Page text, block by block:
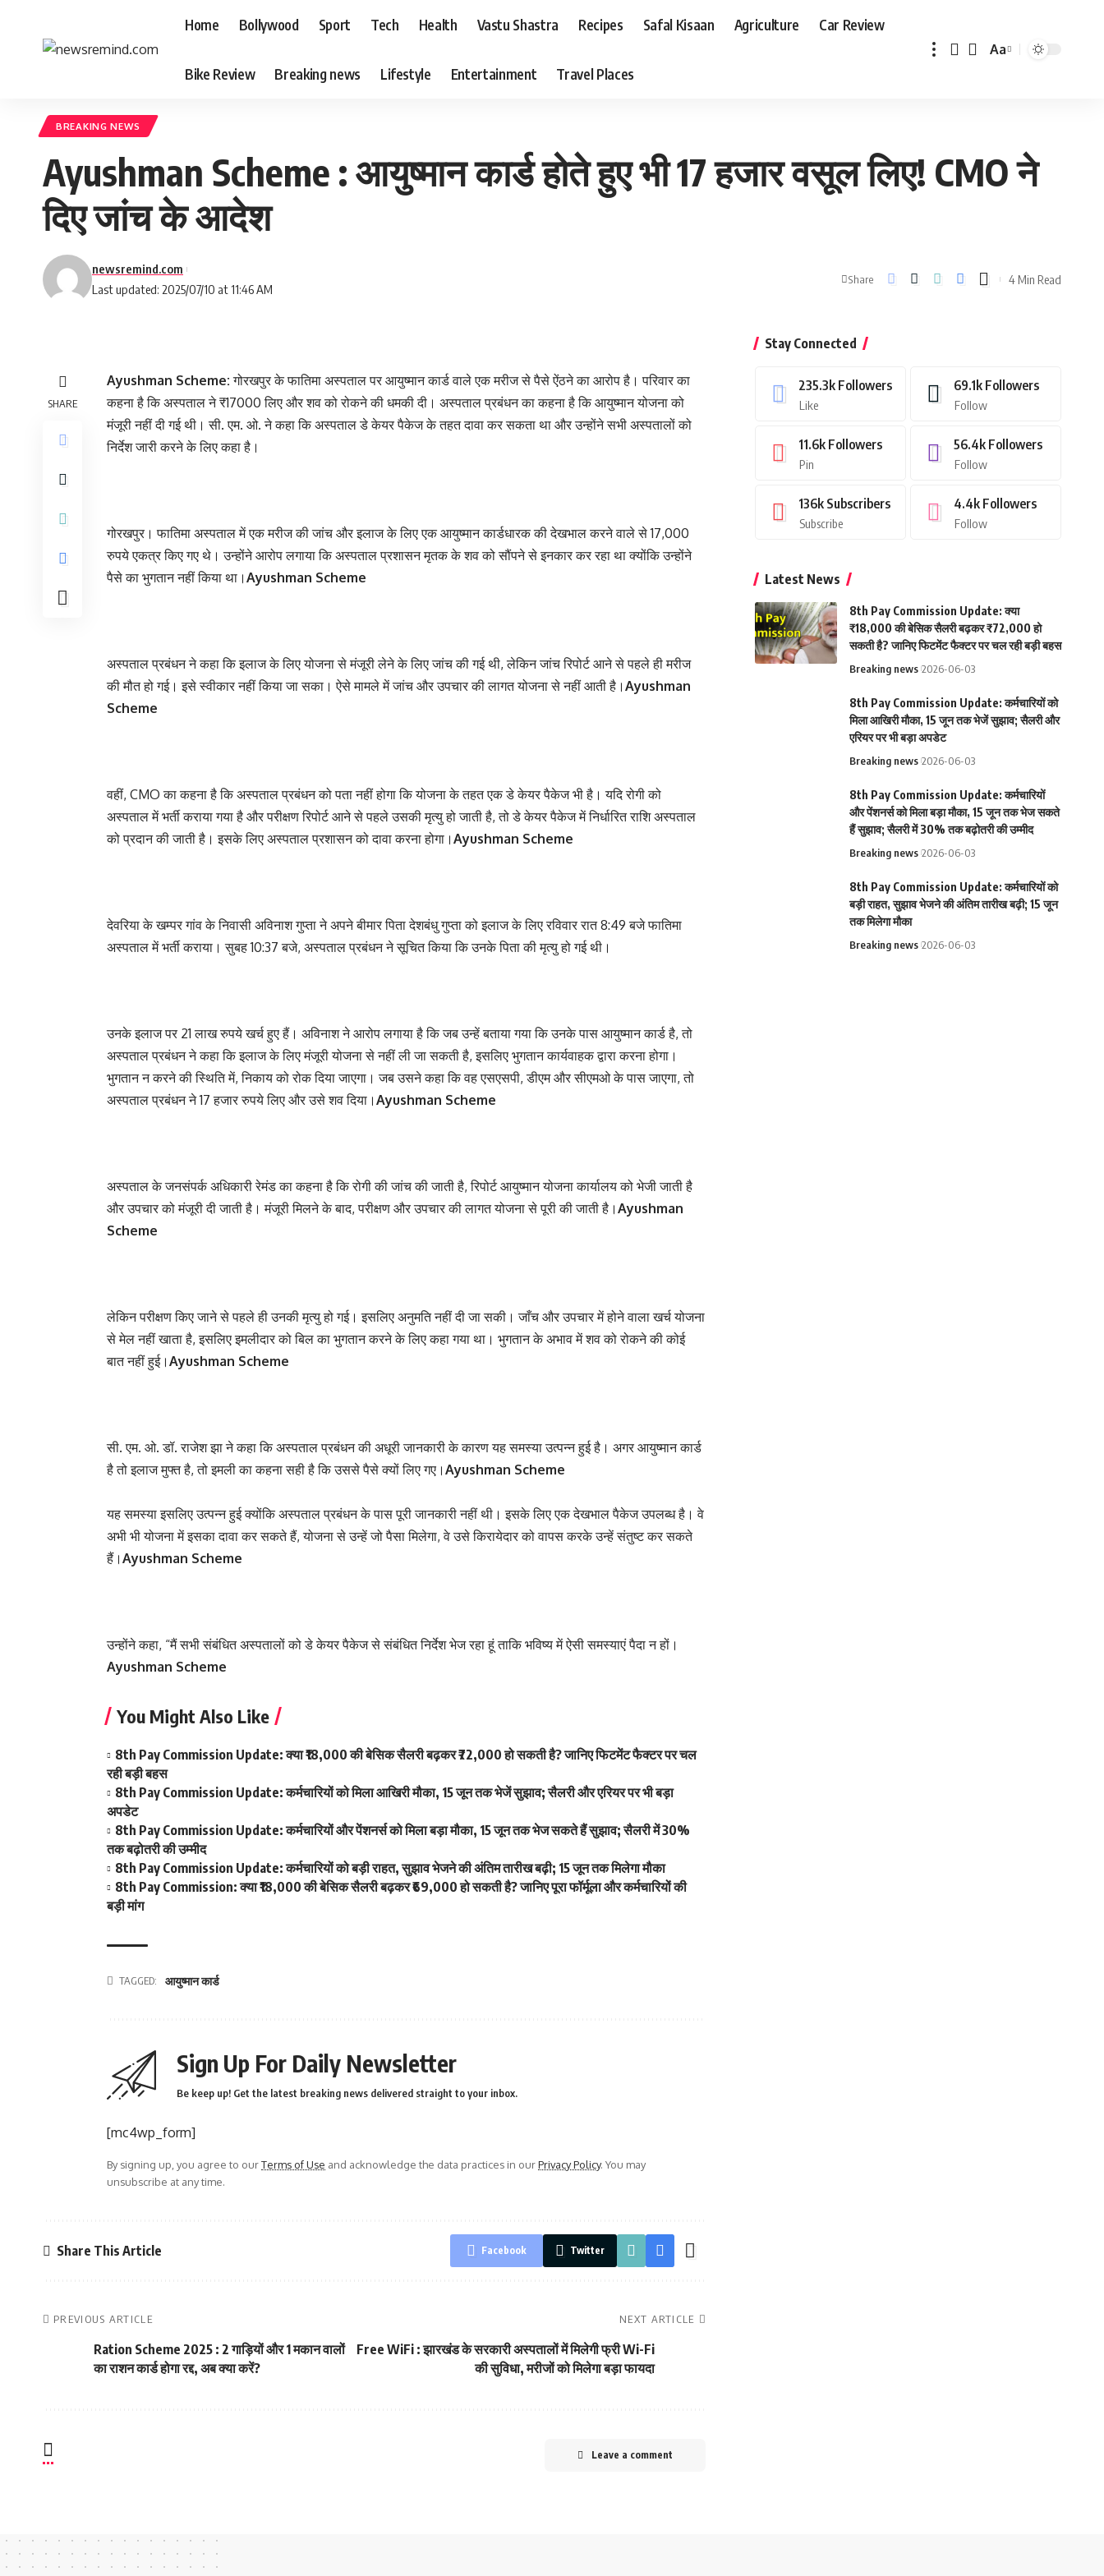
Home Bollywood Sport Tech Health Vastu Shastra Recipes Safal Kisaan Agriculture Car Review
Bike Review Breaking news Lifestyle Entertainment Travel Places
Font
Aa
BREAKING NEWS
Ayushman Scheme : आयुष्मान कार्ड होते हुए भी 17 हजार वसूल लिए! CMO ने
दिए जांच के आदेश
Last updated: 2025/07/10 at 11:46 AM
newsremind.com
Share 4 Min Read
SHARE
Ayushman Scheme:गोरखपुर के फातिमा अस्पताल पर आयुष्मान कार्ड वाले एक मरीज से पैसे ऐंठने का आरोप है। परिवार का
कहना है कि अस्पताल ने ₹17000 लिए और शव को रोकने की धमकी दी। अस्पताल प्रबंधन का कहना है कि आयुष्मान योजना को
मंजूरी नहीं दी गई थी। सी. एम. ओ. ने कहा कि अस्पताल डे केयर पैकेज के तहत दावा कर सकता था और उन्होंने सभी अस्पतालों को
निर्देश जारी करने के लिए कहा है।
गोरखपुर। फातिमा अस्पताल में एक मरीज की जांच और इलाज के लिए एक आयुष्मान कार्डधारक की देखभाल करने वाले से 17,000
रुपये एकत्र किए गए थे। उन्होंने आरोप लगाया कि अस्पताल प्रशासन मृतक के शव को सौंपने से इनकार कर रहा था क्योंकि उन्होंने
पैसे का भुगतान नहीं किया था। Ayushman Scheme
अस्पताल प्रबंधन ने कहा कि इलाज के लिए योजना से मंजूरी लेने के लिए जांच की गई थी, लेकिन जांच रिपोर्ट आने से पहले ही मरीज
की मौत हो गई। इसे स्वीकार नहीं किया जा सका। ऐसे मामले में जांच और उपचार की लागत योजना से नहीं आती है। Ayushman
Scheme
वहीं, CMO का कहना है कि अस्पताल प्रबंधन को पता नहीं होगा कि योजना के तहत एक डे केयर पैकेज भी है। यदि रोगी को
अस्पताल में भर्ती कराया गया है और परीक्षण रिपोर्ट आने से पहले उसकी मृत्यु हो जाती है, तो डे केयर पैकेज में निर्धारित राशि अस्पताल
को प्रदान की जाती है। इसके लिए अस्पताल प्रशासन को दावा करना होगा। Ayushman Scheme
देवरिया के खम्पर गांव के निवासी अविनाश गुप्ता ने अपने बीमार पिता देशबंधु गुप्ता को इलाज के लिए रविवार रात 8:49 बजे फातिमा
अस्पताल में भर्ती कराया। सुबह 10:37 बजे, अस्पताल प्रबंधन ने सूचित किया कि उनके पिता की मृत्यु हो गई थी।
उनके इलाज पर 21 लाख रुपये खर्च हुए हैं। अविनाश ने आरोप लगाया है कि जब उन्हें बताया गया कि उनके पास आयुष्मान कार्ड है, तो
अस्पताल प्रबंधन ने कहा कि इलाज के लिए मंजूरी योजना से नहीं ली जा सकती है, इसलिए भुगतान कार्यवाहक द्वारा करना होगा।
भुगतान न करने की स्थिति में, निकाय को रोक दिया जाएगा। जब उसने कहा कि वह एसएसपी, डीएम और सीएमओ के पास जाएगा, तो
अस्पताल प्रबंधन ने 17 हजार रुपये लिए और उसे शव दिया। Ayushman Scheme
अस्पताल के जनसंपर्क अधिकारी रेमंड का कहना है कि रोगी की जांच की जाती है, रिपोर्ट आयुष्मान योजना कार्यालय को भेजी जाती है
और उपचार को मंजूरी दी जाती है। मंजूरी मिलने के बाद, परीक्षण और उपचार की लागत योजना से पूरी की जाती है। Ayushman
Scheme
लेकिन परीक्षण किए जाने से पहले ही उनकी मृत्यु हो गई। इसलिए अनुमति नहीं दी जा सकी। जाँच और उपचार में होने वाला खर्च योजना
से मेल नहीं खाता है, इसलिए इमलीदार को बिल का भुगतान करने के लिए कहा गया था। भुगतान के अभाव में शव को रोकने की कोई
बात नहीं हुई। Ayushman Scheme
सी. एम. ओ. डॉ. राजेश झा ने कहा कि अस्पताल प्रबंधन की अधूरी जानकारी के कारण यह समस्या उत्पन्न हुई है। अगर आयुष्मान कार्ड
है तो इलाज मुफ्त है, तो इमली का कहना सही है कि उससे पैसे क्यों लिए गए। Ayushman Scheme
यह समस्या इसलिए उत्पन्न हुई क्योंकि अस्पताल प्रबंधन के पास पूरी जानकारी नहीं थी। इसके लिए एक देखभाल पैकेज उपलब्ध है। वे
अभी भी योजना में इसका दावा कर सकते हैं, योजना से उन्हें जो पैसा मिलेगा, वे उसे किरायेदार को वापस करके उन्हें संतुष्ट कर सकते
हैं। Ayushman Scheme
उन्होंने कहा, “मैं सभी संबंधित अस्पतालों को डे केयर पैकेज से संबंधित निर्देश भेज रहा हूं ताकि भविष्य में ऐसी समस्याएं पैदा न हों।
Ayushman Scheme
You Might Also Like
8th Pay Commission Update: क्या ₹18,000 की बेसिक सैलरी बढ़कर ₹72,000 हो सकती है? जानिए फिटमेंट फैक्टर पर चल
रही बड़ी बहस
8th Pay Commission Update: कर्मचारियों को मिला आखिरी मौका, 15 जून तक भेजें सुझाव; सैलरी और एरियर पर भी बड़ा
अपडेट
8th Pay Commission Update: कर्मचारियों और पेंशनर्स को मिला बड़ा मौका, 15 जून तक भेज सकते हैं सुझाव; सैलरी में 30%
तक बढ़ोतरी की उम्मीद
8th Pay Commission Update: कर्मचारियों को बड़ी राहत, सुझाव भेजने की अंतिम तारीख बढ़ी; 15 जून तक मिलेगा मौका
8th Pay Commission: क्या ₹18,000 की बेसिक सैलरी बढ़कर ₹69,000 हो सकती है? जानिए पूरा फॉर्मूला और कर्मचारियों की
बड़ी मांग
TAGGED: आयुष्मान कार्ड
Sign Up For Daily Newsletter
Be keep up! Get the latest breaking news delivered straight to your inbox.
[mc4wp_form]
By signing up, you agree to ourTerms of Use and acknowledge the data practices in ourPrivacy Policy. You may
unsubscribe at any time.
Share This Article Facebook Twitter
PREVIOUS ARTICLE
Ration Scheme 2025 : 2 गाड़ियों और 1 मकान वालों
का राशन कार्ड होगा रद्द, अब क्या करें?
NEXT ARTICLE
Free WiFi : झारखंड के सरकारी अस्पतालों में मिलेगी फ्री Wi-Fi
की सुविधा, मरीजों को मिलेगा बड़ा फायदा
Leave a comment
Stay Connected
235.3k Followers
Like
69.1k Followers
Follow
11.6k Followers
Pin
56.4k Followers
Follow
136k Subscribers
Subscribe
4.4k Followers
Follow
Latest News
8th Pay Commission Update: क्या
₹18,000 की बेसिक सैलरी बढ़कर ₹72,000 हो
सकती है? जानिए फिटमेंट फैक्टर पर चल रही बड़ी बहस
Breaking news 2026-06-03
8th Pay Commission Update: कर्मचारियों को
मिला आखिरी मौका, 15 जून तक भेजें सुझाव; सैलरी और
एरियर पर भी बड़ा अपडेट
Breaking news 2026-06-03
8th Pay Commission Update: कर्मचारियों
और पेंशनर्स को मिला बड़ा मौका, 15 जून तक भेज सकते
हैं सुझाव; सैलरी में 30% तक बढ़ोतरी की उम्मीद
Breaking news 2026-06-03
8th Pay Commission Update: कर्मचारियों को
बड़ी राहत, सुझाव भेजने की अंतिम तारीख बढ़ी; 15 जून
तक मिलेगा मौका
Breaking news 2026-06-03